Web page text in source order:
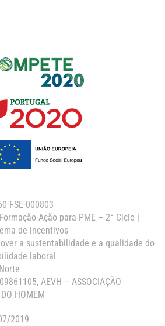
FSE-000803
Formação-Ação para PME – 2° Ciclo |
de incentivos
a sustentabilidade e a qualidade do
laboral
Norte
AEVH – ASSOCIAÇÃO
HOMEM
2019